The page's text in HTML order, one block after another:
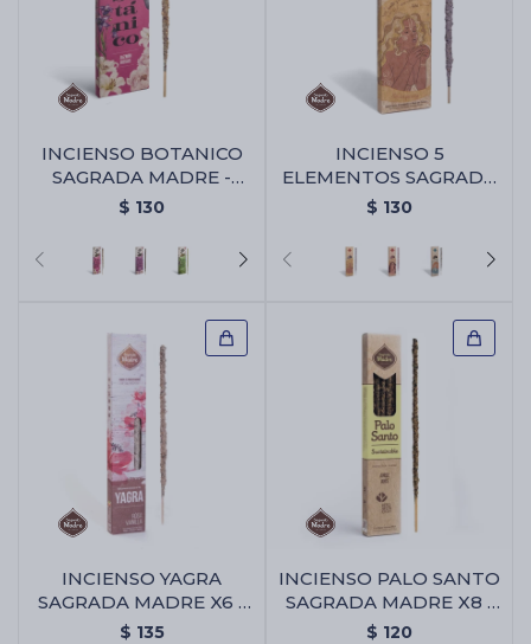
INCIENSO BOTANICO
SAGRADA MADRE -
Jazmin/rosas
$ 130
INCIENSO 5
ELEMENTOS SAGRADA
MADRE - Alegría/aire
$ 130
INCIENSO YAGRA
SAGRADA MADRE X6 -
Rosa/vainilla
$ 135
INCIENSO PALO SANTO
SAGRADA MADRE X8 -
Anis
$ 120